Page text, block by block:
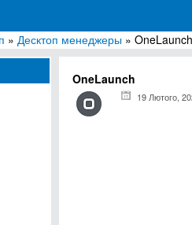
программ для Windows
» Десктоп менеджеры » OneLaunch
OneLaunch
19 Лютого,